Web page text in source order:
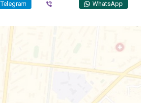
Telegram WhatsApp